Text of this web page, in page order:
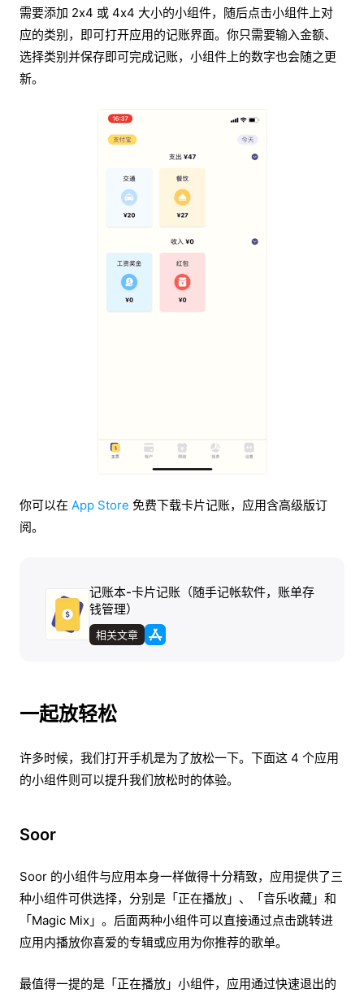
需要添加 2x4 或 4x4 大小的小组件，随后点击小组件上对
应的类别，即可打开应用的记账界面。你只需要输入金额、
选择类别并保存即可完成记账，小组件上的数字也会随之更
新。
你可以在 App Store 免费下载卡片记账，应用含高级版订
阅。
记账本-卡片记账（随手记帐软件，账单存
钱管理）
相关文章
一起放轻松
许多时候，我们打开手机是为了放松一下。下面这 4 个应用
的小组件则可以提升我们放松时的体验。
Soor
Soor 的小组件与应用本身一样做得十分精致，应用提供了三
种小组件可供选择，分别是「正在播放」、「音乐收藏」和
「Magic Mix」。后面两种小组件可以直接通过点击跳转进
应用内播放你喜爱的专辑或应用为你推荐的歌单。
最值得一提的是「正在播放」小组件，应用通过快速退出的